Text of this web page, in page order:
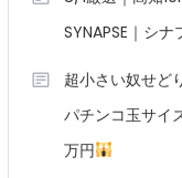
SYNAPSE｜シ
超小さい奴せど
パチンコ玉サイ
万円